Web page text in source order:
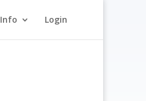
Info Login